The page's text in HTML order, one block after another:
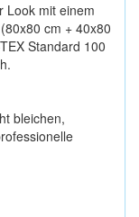
Look mit einem
cm + 40x80
Standard 100
bleichen,